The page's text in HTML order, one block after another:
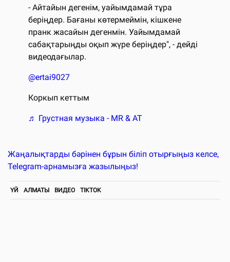
- Айтайын дегенім, уайымдамай тұра
беріңдер. Бағаны көтермеймін, кішкене
пранк жасайын дегенмін. Уайымдамай
сабақтарыңды оқып жүре беріңдер", - дейді
видеодағылар.
@ertai9027
Коркып кеттым
♬ Грустная музыка - MR & AT
Жаңалықтарды бәрінен бұрын біліп отырғыңыз келсе,
Telegram-арнамызға жазылыңыз!
ҮЙ АЛМАТЫ ВИДЕО TIKTOK